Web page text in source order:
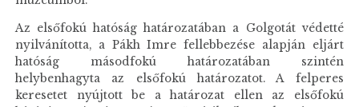
Az elsőfokú hatóság határozatában a Golgotát védetté
nyilvánította, a Pákh Imre fellebbezése alapján eljárt
hatóság másodfokú határozatában szintén
helybenhagyta az elsőfokú határozatot. A felperes
keresetet nyújtott be a határozat ellen az elsőfokú